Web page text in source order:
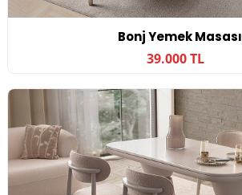
Bonj Yemek Masası
39.000 TL